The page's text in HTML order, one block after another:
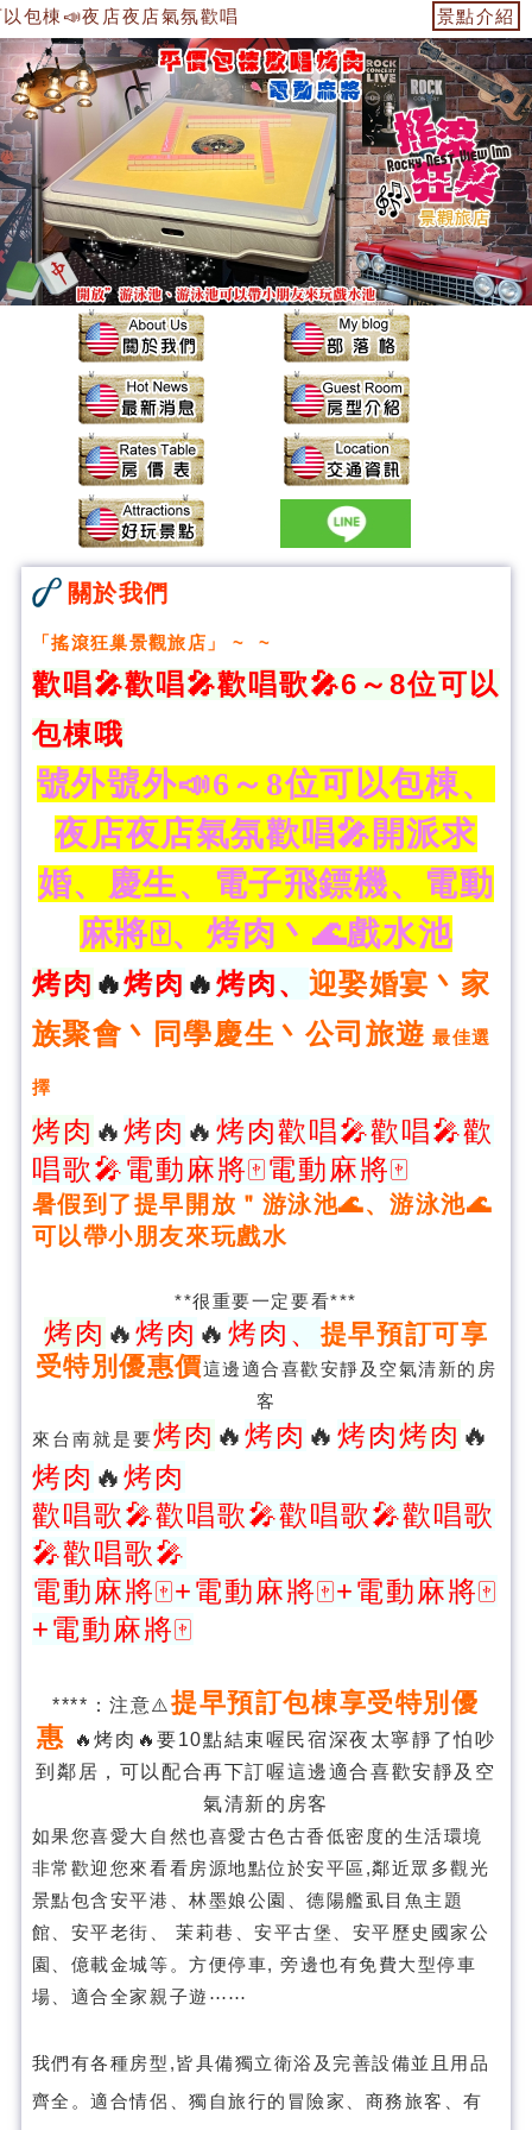
棟📣夜店夜店氣氛歡唱🎤開派求婚、慶生、電子飛鏢機、
景點介紹
關於我們
「搖滾狂巢景觀旅店 」 ~ ~
歡唱🎤歡唱🎤歡唱歌🎤6～8位可以
包棟哦
號外號外📣6～8位可以包棟、
夜店夜店氣氛歡唱🎤開派求
婚、慶生、電子飛鏢機、電動
麻將🀄️、烤肉丶🌊戲水池
烤肉 🔥烤肉 🔥烤肉、 迎娶婚宴丶家
族聚會丶同學慶生丶公司旅遊 最佳選
擇
烤肉 🔥烤肉 🔥 烤肉歡唱🎤歡唱🎤歡
唱歌🎤電動麻將🀄️電動麻將🀄️
暑假到了提早開放＂游泳池🌊、游泳池🌊
可以帶小朋友來玩戲水
**很重要一定要看***
烤肉 🔥烤肉 🔥 烤肉、 提早預訂可享
受特別優惠價這邊適合喜歡安靜及空氣清新的房
客
來台南就是要烤肉 🔥烤肉 🔥烤肉烤肉 🔥
烤肉 🔥烤肉
歡唱歌🎤歡唱歌🎤歡唱歌🎤歡唱歌
🎤歡唱歌🎤
電動麻將🀄️+電動麻將🀄️+電動麻將🀄️
+電動麻將🀄️
****：注意⚠️提早預訂包棟享受特別優
惠
🔥烤肉🔥要10點結束喔民宿深夜太寧靜了怕吵
到鄰居，可以配合再下訂喔這邊適合喜歡安靜及空
氣清新的房客
如果您喜愛大自然也喜愛古色古香低密度的生活環境
非常歡迎您來看看房源地點位於安平區,鄰近眾多觀光
景點包含安平港、林墨娘公園、德陽艦虱目魚主題
館、安平老街、 茉莉巷、安平古堡、安平歷史國家公
園、億載金城等。方便停車, 旁邊也有免費大型停車
場、適合全家親子遊⋯⋯
我們有各種房型,皆具備獨立衛浴及完善設備並且用品
齊全。適合情侶、獨自旅行的冒險家、商務旅客、有